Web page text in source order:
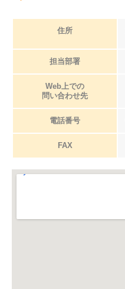
住所
担当部署
Web上での
問い合わせ先
電話番号
FAX